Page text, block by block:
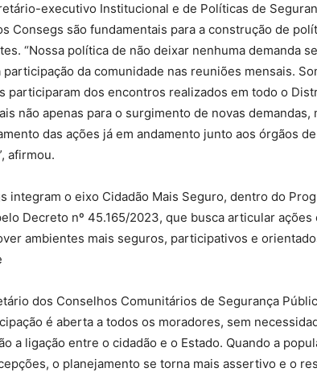
executivo Institucional e de Políticas de
Consegs são fundamentais para a construção de
“Nossa política de não deixar nenhuma demanda
participação da comunidade nas reuniões mensais.
participaram dos encontros realizados em todo o
não apenas para o surgimento de novas demandas,
das ações já em andamento junto aos órgãos
afirmou.
integram o eixo Cidadão Mais Seguro, dentro do
Decreto nº 45.165/2023, que busca articular
ambientes mais seguros, participativos e
dos Conselhos Comunitários de Segurança
é aberta a todos os moradores, sem
a ligação entre o cidadão e o Estado. Quando a
o planejamento se torna mais assertivo e o